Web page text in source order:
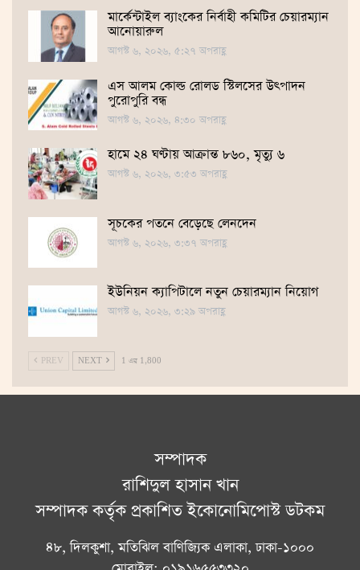
মার্কেন্টাইল ব্যাংকের নির্বাহী কমিটির চেয়ারম্যান
আনোয়ারুল
আগস্ট ৬, ২০২৬, ৫:২৭ অপরাহ্ণ
এস আলম কোল্ড রোলড স্টিলসের উৎপাদন
পুরোপুরি বন্ধ
আগস্ট ৬, ২০২৬, ৪:৩০ অপরাহ্ণ
হামে ২৪ ঘণ্টায় আক্রান্ত ৮৬০, মৃত্যু ৬
আগস্ট ৬, ২০২৬, ৩:৫৩ অপরাহ্ণ
সূচকের পতনে বেড়েছে লেনদেন
আগস্ট ৬, ২০২৬, ৩:৩৭ অপরাহ্ণ
ইউনিয়ন ক্যাপিটালে নতুন চেয়ারম্যান নিয়োগ
আগস্ট ৬, ২০২৬, ৩:২৯ অপরাহ্ণ
PREV NEXT 1 এর 1,800
সম্পাদক
রাশিদুল হাসান খান
সম্পাদক কর্তৃক প্রকাশিত ইকোনোমিপোস্ট ডটকম
৪৮, দিলকুশা, মতিঝিল বাণিজ্যিক এলাকা, ঢাকা-১০০০